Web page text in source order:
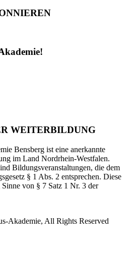
WEITERBILDUNG
Bensberg ist eine anerkannte
im Land Nordrhein-Westfalen.
Bildungsveranstaltungen, die dem
§ 1 Abs. 2 entsprechen. Diese
von § 7 Satz 1 Nr. 3 der
Akademie, All Rights Reserved